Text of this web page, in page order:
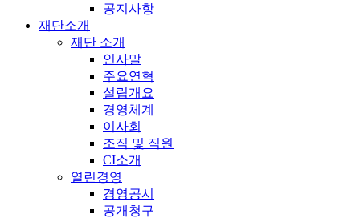
공지사항
재단소개
재단 소개
인사말
주요연혁
설립개요
경영체계
이사회
조직 및 직원
CI소개
열린경영
경영공시
공개청구